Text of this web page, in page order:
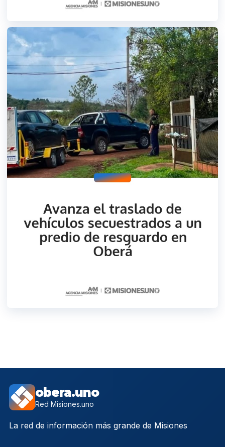
obera.uno
Red Misiones.uno
La red de información más grande de Misiones